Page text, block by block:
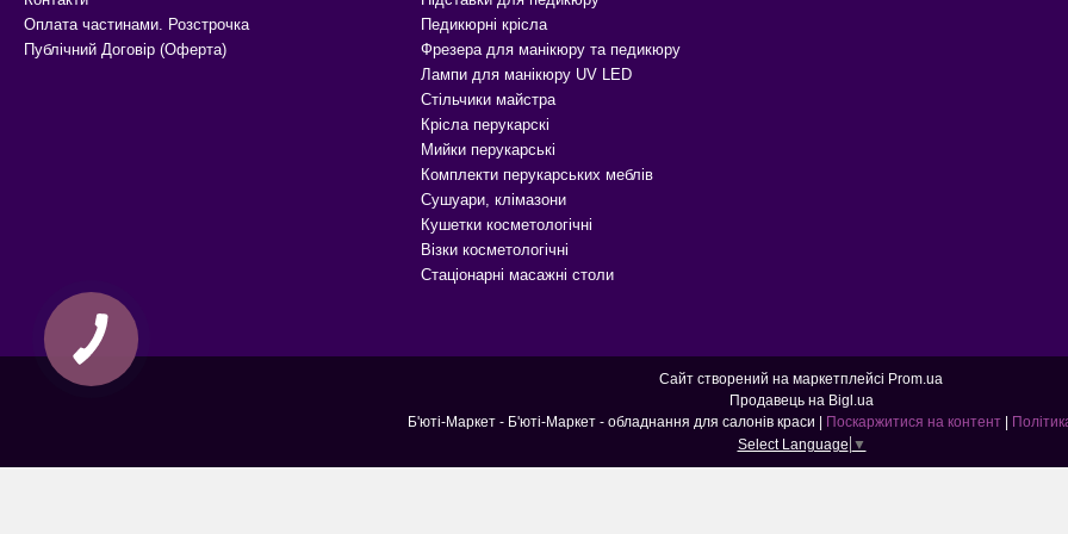
Оплата частинами. Розстрочка
Публічний Договір (Оферта)
Педикюрні крісла
Фрезера для манікюру та педикюру
Лампи для манікюру UV LED
Стільчики майстра
Крісла перукарскі
Мийки перукарські
Комплекти перукарських меблів
Сушуари, клімазони
Кушетки косметологічні
Візки косметологічні
Стаціонарні масажні столи
Сайт створений на маркетплейсі Prom.ua
Продавець на Bigl.ua
Б'юті-Маркет - Б'юті-Маркет - обладнання для салонів краси | Поскаржитися на контент |
Select Language ▼